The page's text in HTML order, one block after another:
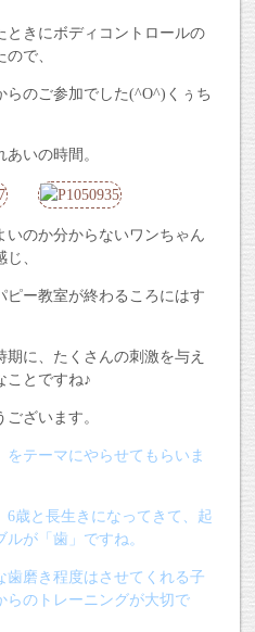
ときにボディコントロールの
で、
らのご参加でした(^O^)くぅち
いの時間。
のか分からないワンちゃん
、
ピー教室が終わるころにはす
に、たくさんの刺激を与え
ことですね♪
ざいます。
テーマにやらせてもらいま
6歳と長生きになってきて、起
が「歯」ですね。
歯磨き程度はさせてくれる子
らのトレーニングが大切で